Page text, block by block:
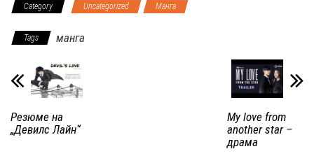
Category Uncategorized Манга
Tags манга
Резюме на
„Девилс Лайн“
My love from
another star –
драма